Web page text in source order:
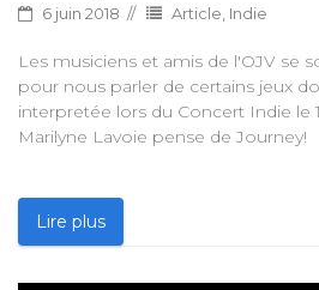
6 juin 2018 Article, Indie
Les musiciens et amis de l'OJV se
pour nous parler de certains jeux
interpretée lors du Concert Indie le
Marilyne Lavoie pense de Journey!
Lire plus